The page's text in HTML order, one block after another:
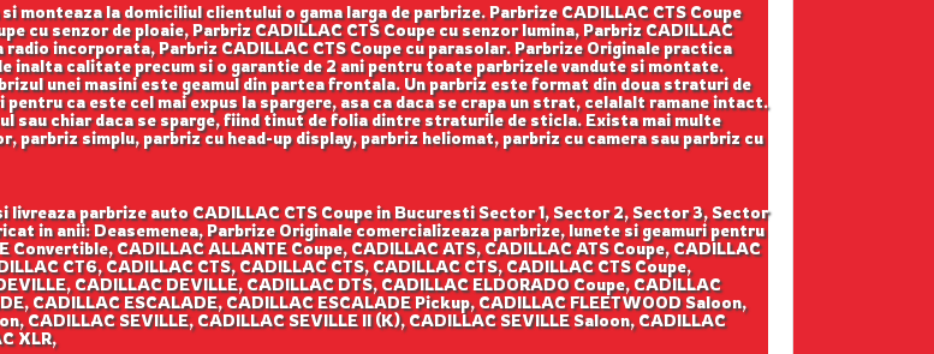
monteaza la domiciliul clientului o gama larga de parbrize. Parbrize CADILLAC CTS Coupe
cu senzor de ploaie, Parbriz CADILLAC CTS Coupe cu senzor lumina, Parbriz CADILLAC
radio incorporata, Parbriz CADILLAC CTS Coupe cu parasolar. Parbrize Originale practica
inalta calitate precum si o garantie de 2 ani pentru toate parbrizele vandute si montate.
unei masini este geamul din partea frontala. Un parbriz este format din doua straturi de
ca este cel mai expus la spargere, asa ca daca se crapa un strat, celalalt ramane intact.
sau chiar daca se sparge, fiind tinut de folia dintre straturile de sticla. Exista mai multe
parbriz simplu, parbriz cu head-up display, parbriz heliomat, parbriz cu camera sau parbriz cu
parbrize auto CADILLAC CTS Coupe in Bucuresti Sector 1, Sector 2, Sector 3, Sector
in anii: Deasemenea, Parbrize Originale comercializeaza parbrize, lunete si geamuri pentru
CADILLAC ALLANTE Coupe, CADILLAC ATS, CADILLAC ATS Coupe, CADILLAC
CT6, CADILLAC CTS, CADILLAC CTS, CADILLAC CTS, CADILLAC CTS Coupe,
CADILLAC DEVILLE, CADILLAC DTS, CADILLAC ELDORADO Coupe, CADILLAC
CADILLAC ESCALADE, CADILLAC ESCALADE Pickup, CADILLAC FLEETWOOD Saloon,
CADILLAC SEVILLE, CADILLAC SEVILLE II (K), CADILLAC SEVILLE Saloon, CADILLAC
XLR,